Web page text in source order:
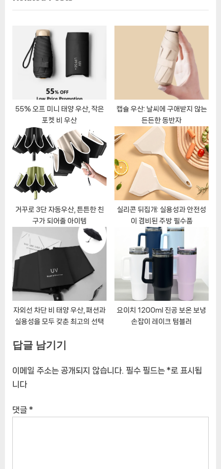
u
o
s
P
55% 오프 미니 태양 우산, 작은
포켓 비 우산
캡슐 우산: 날씨에 구애받지 않는
든든한 동반자
거꾸로 3단 자동우산, 튼튼한 친
구가 되어줄 아이템
실리콘 뒤집개: 실용성과 안전성
이 겸비된 주방 필수품
자외선 차단 비 태양 우산, 패션과
실용성을 모두 갖춘 최고의 선택
요이치 1200ml 진공 보온 보냉
손잡이 레이크 텀블러
답글 남기기
이메일 주소는 공개되지 않습니다. 필수 필드는 *로 표시됩
니다
댓글 *